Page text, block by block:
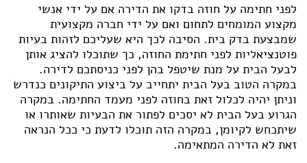
לפני חתימה על חוזה בדקו את הדירה אם על ידי אנשי
מקצוע המומחים לתחום ואם על ידי חברה מקצועית
שמבצעת בדק בית. הסיבה לכך היא שעליכם לזהות בעיות
פוטנציאליות לפני חתימת החוזה, כך שתוכלו להציג אותן
לבעל הבית על מנת שיטפל בהן לפני כניסתכם לדירה.
במקרה הטוב בעל הבית יתחייב על ביצוע התיקונים כנדרש
וניתן יהיה לכלול זאת בחוזה לפני מעמד החתימה. במקרה
הגרוע בעל הבית לא יסכים לפתור את הבעיות שאותרו או
שיתכחש לקיומן, במקרה הזה תוכלו לדעת כי ככל הנראה
זאת לא הדירה המתאימה.